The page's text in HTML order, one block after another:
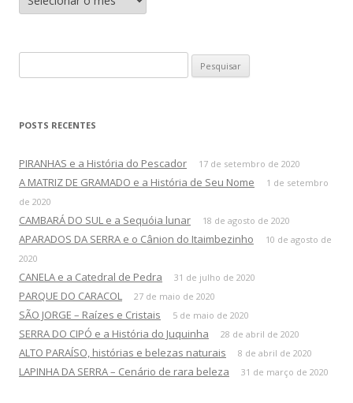
q
o
e
POSTS RECENTES
PIRANHAS e a História do Pescador 17 de setembro de 2020
A MATRIZ DE GRAMADO e a História de Seu Nome
1 de setembro
de 2020
CAMBARÁ DO SUL e a Sequóia lunar 18 de agosto de 2020
APARADOS DA SERRA e o Cânion do Itaimbezinho
10 de agosto de
2020
CANELA e a Catedral de Pedra 31 de julho de 2020
PARQUE DO CARACOL 27 de maio de 2020
SÃO JORGE – Raízes e Cristais 5 de maio de 2020
SERRA DO CIPÓ e a História do Juquinha 28 de abril de 2020
ALTO PARAÍSO, histórias e belezas naturais 8 de abril de 2020
LAPINHA DA SERRA – Cenário de rara beleza 31 de março de 2020